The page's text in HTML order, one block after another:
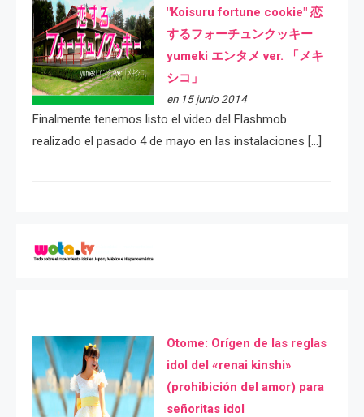
"Koisuru fortune cookie" 恋
するフォーチュンクッキー
yumeki エンタメ ver. 「メキ
シコ」
en 15 junio 2014
Finalmente tenemos listo el video del Flashmob
realizado el pasado 4 de mayo en las instalaciones […]
Otome: Orígen de las reglas
idol del «renai kinshi»
(prohibición del amor) para
señoritas idol